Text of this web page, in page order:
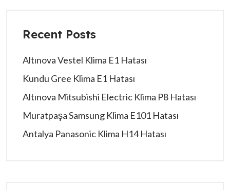
Recent Posts
Altınova Vestel Klima E1 Hatası
Kundu Gree Klima E1 Hatası
Altınova Mitsubishi Electric Klima P8 Hatası
Muratpaşa Samsung Klima E101 Hatası
Antalya Panasonic Klima H14 Hatası